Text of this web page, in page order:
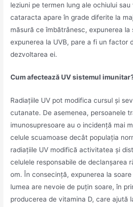
leziuni pe termen lung ale ochiului
cataracta apare în grade diferite la
măsură ce îmbătrânesc, expunerea la
expunerea la UVB, pare a fi un factor
dezvoltarea ei.
Cum afectează UV sistemul
Radiațiile UV pot modifica cursul și
cutanate. De asemenea, persoanele
imunosupresoare au o incidență mai
celule scuamoase decât populația
radiațiile UV modifică activitatea și
celulele responsabile de declanșarea
om. În consecință, expunerea la
lumea are nevoie de puțin soare, în
producerea de vitamina D, care ajută